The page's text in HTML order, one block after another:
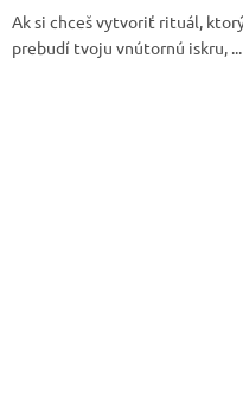
Ak si chceš vytvoriť rituál,
prebudí tvoju vnútornú iskru, ...